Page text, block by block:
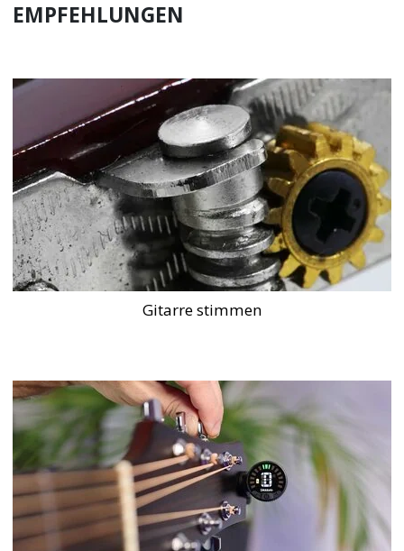
EMPFEHLUNGEN
Gitarre stimmen